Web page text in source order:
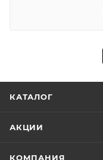
КАТАЛОГ
АКЦИИ
КОМПАНИЯ